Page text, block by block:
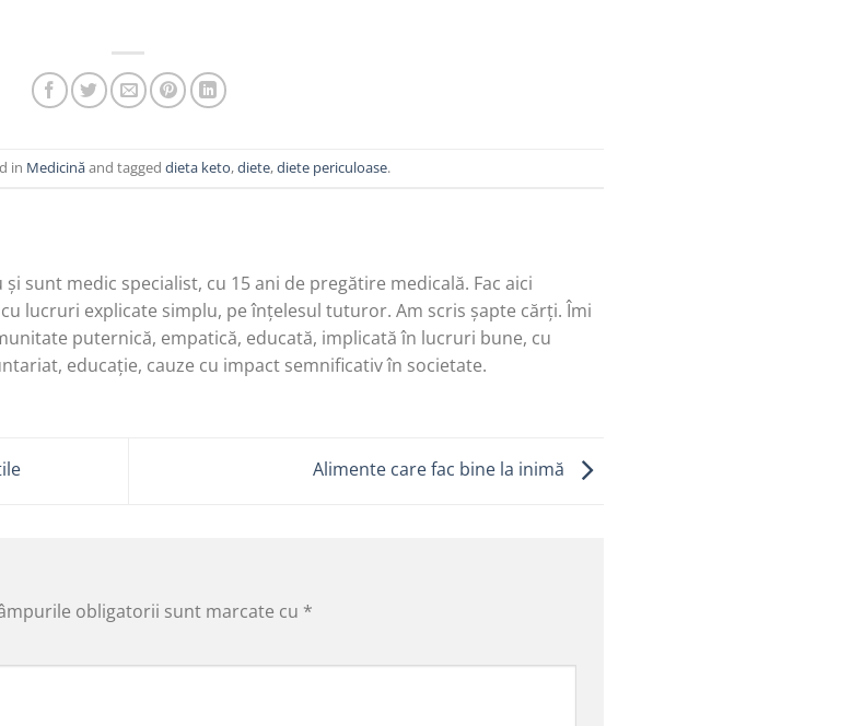
in Medicinăand tagged dieta keto,diete,diete periculoase.
și sunt medic specialist, cu 15 ani de pregătire medicală. Fac aici
lucruri explicate simplu, pe înțelesul tuturor. Am scris șapte cărți. Îmi
puternică, empatică, educată, implicată în lucruri bune, cu
educație, cauze cu impact semnificativ în societate.
Alimente care fac bine la inimă
obligatorii sunt marcate cu *